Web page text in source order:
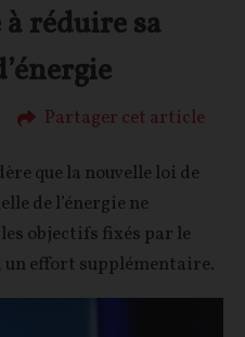
réduire sa
Partager cet article
que la nouvelle loi de
de l’énergie ne
objectifs fixés par le
un effort supplémentaire.